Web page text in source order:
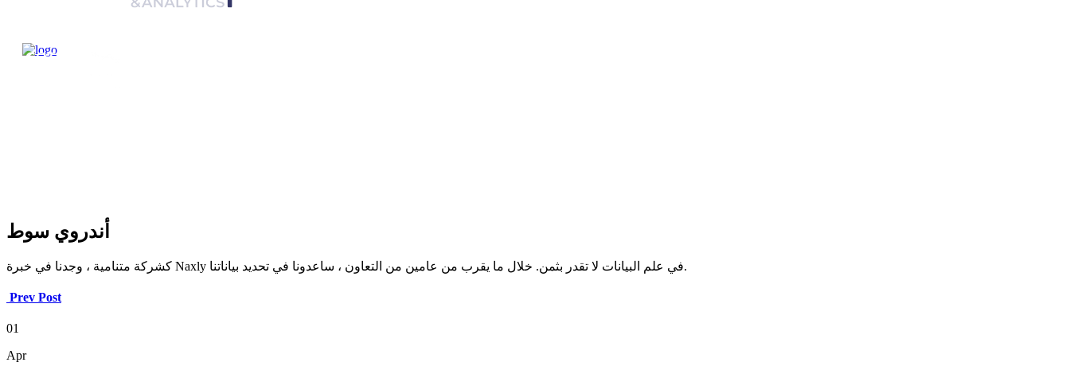
أندروي سوط
كشركة متنامية ، وجدنا في خبرة Naxly في علم البيانات لا تقدر بثمن. خلال ما يقرب من عامين من التعاون ، ساعدونا في تحديد بياناتنا.
Prev Post
01
Apr